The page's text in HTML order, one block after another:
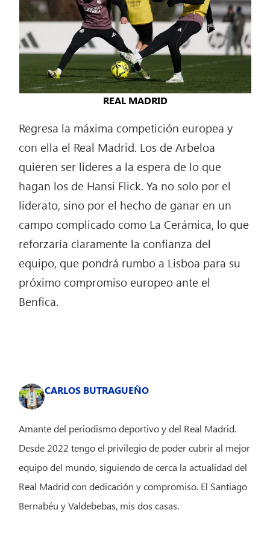
REAL MADRID
Regresa la máxima competición europea y
con ella el Real Madrid. Los de Arbeloa
quieren ser líderes a la espera de lo que
hagan los de Hansi Flick. Ya no solo por el
liderato, sino por el hecho de ganar en un
campo complicado como La Cerámica, lo que
reforzaría claramente la confianza del
equipo, que pondrá rumbo a Lisboa para su
próximo compromiso europeo ante el
Benfica.
CARLOS BUTRAGUEÑO
Amante del periodismo deportivo y del Real Madrid.
Desde 2022 tengo el privilegio de poder cubrir al mejor
equipo del mundo, siguiendo de cerca la actualidad del
Real Madrid con dedicación y compromiso. El Santiago
Bernabéu y Valdebebas, mis dos casas.